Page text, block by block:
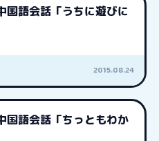
国語会話「うちに遊びに
2015.08.24
国語会話「ちっともわか